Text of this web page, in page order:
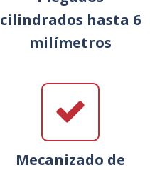
cilindrados hasta 6
milímetros
Mecanizado de